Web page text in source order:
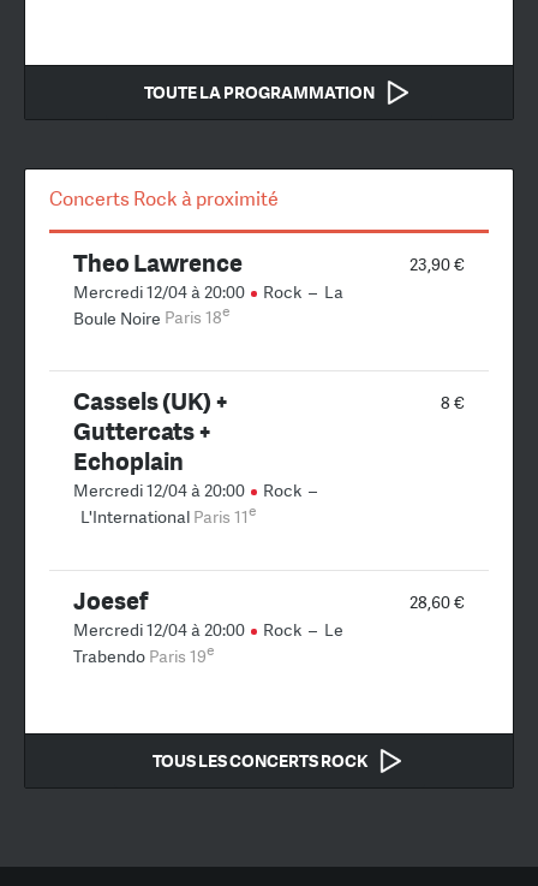
TOUTE LA PROGRAMMATION
Concerts Rock à proximité
23,90 €
Theo Lawrence
Mercredi 12/04 à 20:00 Rock – La
Boule Noire Paris 18e
8 €
Cassels (UK) +
Guttercats +
Echoplain
Mercredi 12/04 à 20:00 Rock –
L'International Paris 11e
28,60 €
Joesef
Mercredi 12/04 à 20:00 Rock – Le
Trabendo Paris 19e
TOUS LES CONCERTS ROCK